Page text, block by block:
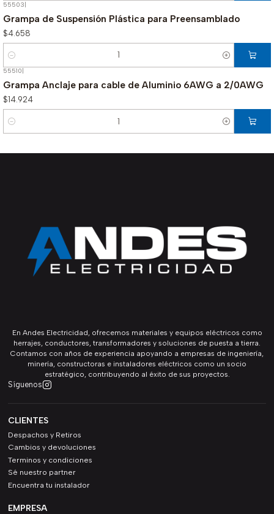
55503
Grampa de Suspensión Plástica para Preensamblado
$4.658
Cantidad
55510
Grampa Anclaje para cable de Aluminio 6AWG a 2/0AWG
$14.924
Cantidad
En Andes Electricidad, ofrecemos materiales y equipos eléctricos como
herrajes, conductores, transformadores y soluciones de puesta a tierra.
Contamos con años de experiencia apoyando a empresas de ingeniería,
minería, constructoras e instaladores eléctricos como un socio
estratégico, contribuyendo al éxito de sus proyectos.
Síguenos
CLIENTES
Despachos y Retiros
Cambios y devoluciones
Terminos y condiciones
Sé nuestro partner
Encuentra tu instalador
EMPRESA